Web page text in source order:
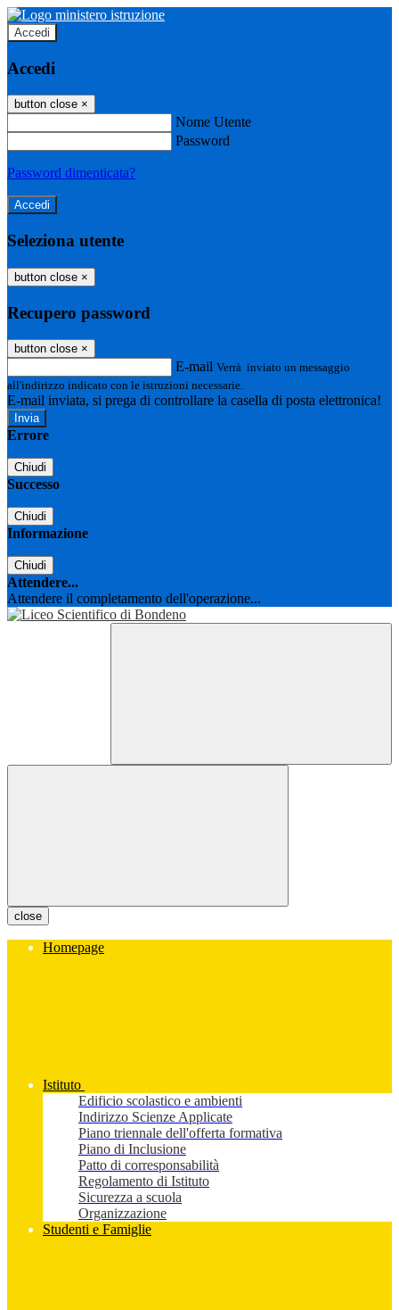
Accedi
Accedi
button close ×
Nome Utente
Password
Password dimenticata?
Seleziona utente
button close ×
Recupero password
button close ×
E-mail Verrà inviato un messaggio
all'indirizzo indicato con le istruzioni necessarie.
E-mail inviata, si prega di controllare la casella di posta elettronica!
Errore
Chiudi
Successo
Chiudi
Informazione
Chiudi
Attendere...
Attendere il completamento dell'operazione...
close
Homepage
Istituto
Edificio scolastico e ambienti
Indirizzo Scienze Applicate
Piano triennale dell'offerta formativa
Piano di Inclusione
Patto di corresponsabilità
Regolamento di Istituto
Sicurezza a scuola
Organizzazione
Studenti e Famiglie